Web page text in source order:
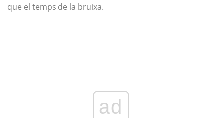
que el temps de la bruixa.
ad